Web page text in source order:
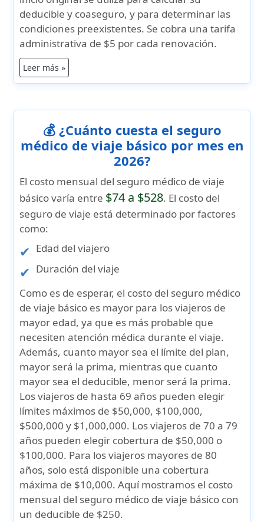
deducible y coaseguro, y para determinar las
condiciones preexistentes. Se cobra una tarifa
administrativa de $5 por cada renovación.
Leer más »
💰 ¿Cuánto cuesta el seguro
médico de viaje básico por mes en
2026?
El costo mensual del seguro médico de viaje
básico varía entre $74 a $528. El costo del
seguro de viaje está determinado por factores
como:
Edad del viajero
Duración del viaje
Como es de esperar, el costo del seguro médico
de viaje básico es mayor para los viajeros de
mayor edad, ya que es más probable que
necesiten atención médica durante el viaje.
Además, cuanto mayor sea el límite del plan,
mayor será la prima, mientras que cuanto
mayor sea el deducible, menor será la prima.
Los viajeros de hasta 69 años pueden elegir
límites máximos de $50,000, $100,000,
$500,000 y $1,000,000. Los viajeros de 70 a 79
años pueden elegir cobertura de $50,000 o
$100,000. Para los viajeros mayores de 80
años, solo está disponible una cobertura
máxima de $10,000. Aquí mostramos el costo
mensual del seguro médico de viaje básico con
un deducible de $250.